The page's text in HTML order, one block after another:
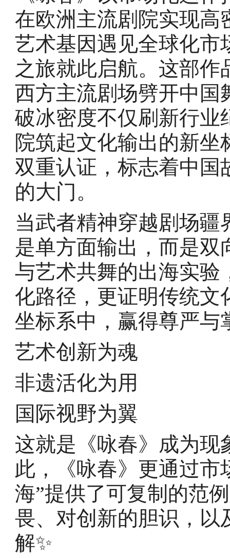
在欧洲主流剧院实现高
艺术基因遇见全球化市
之旅就此启航。这部
西方主流剧场劈开中国
破冰密度不仅刷新行业
院筑起文化输出的新
双重认证，标志着中国
的大门。
当武者精神穿越剧场
是单方面输出，而是
与艺术共舞的出海实验
化路径，更证明传统文
坐标系中，赢得尊严与
艺术创新为魂
非遗活化为用
国际视野为翼
这就是《咏春》成为现
此，《咏春》更通过市
海”提供了可复制的范
畏、对创新的胆识，以
解✨